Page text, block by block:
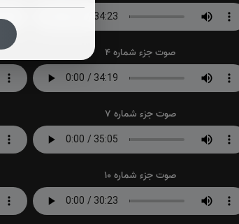
صوت جزء شماره 4
صوت جزء شماره 7
صوت جزء شماره 10